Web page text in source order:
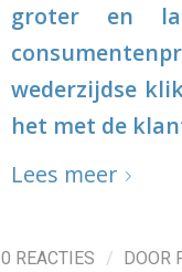
groter en
wederzijdse
het met de
Lees meer
0 REACTIES / DOOR